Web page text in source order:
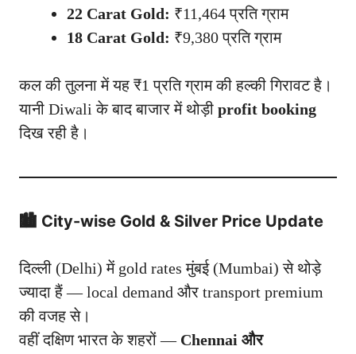
22 Carat Gold: ₹11,464 प्रति ग्राम
18 Carat Gold: ₹9,380 प्रति ग्राम
कल की तुलना में यह ₹1 प्रति ग्राम की हल्की गिरावट है।
यानी Diwali के बाद बाजार में थोड़ी profit booking
दिख रही है।
🏙️ City-wise Gold & Silver Price Update
दिल्ली (Delhi) में gold rates मुंबई (Mumbai) से थोड़े
ज्यादा हैं — local demand और transport premium
की वजह से।
वहीं दक्षिण भारत के शहरों — Chennai और